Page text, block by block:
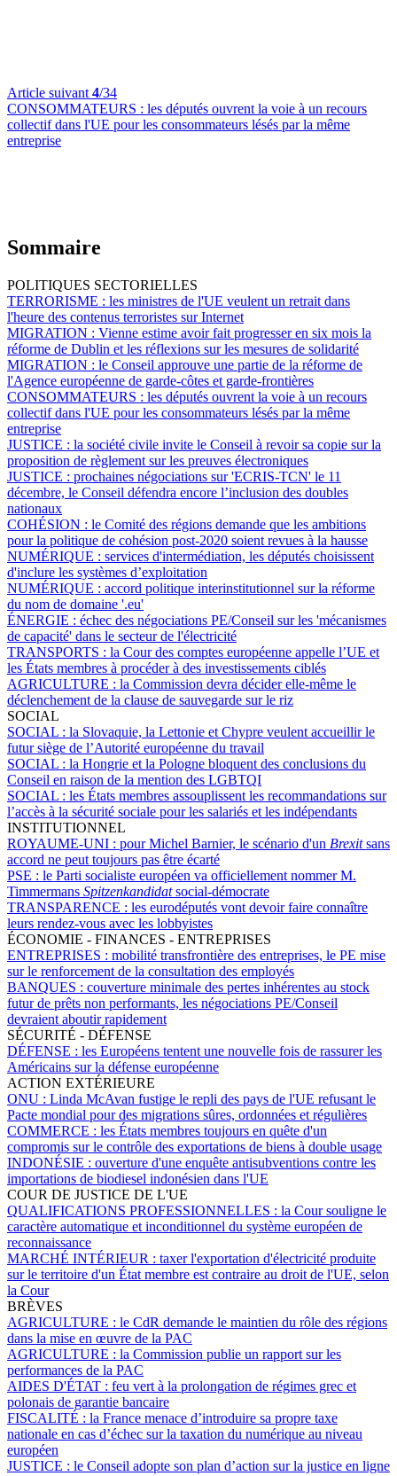
Article suivant 4/34
CONSOMMATEURS : les députés ouvrent la voie à un recours
collectif dans l'UE pour les consommateurs lésés par la même
entreprise
Sommaire
POLITIQUES SECTORIELLES
TERRORISME : les ministres de l'UE veulent un retrait dans
l'heure des contenus terroristes sur Internet
MIGRATION : Vienne estime avoir fait progresser en six mois la
réforme de Dublin et les réflexions sur les mesures de solidarité
MIGRATION : le Conseil approuve une partie de la réforme de
l'Agence européenne de garde-côtes et garde-frontières
CONSOMMATEURS : les députés ouvrent la voie à un recours
collectif dans l'UE pour les consommateurs lésés par la même
entreprise
JUSTICE : la société civile invite le Conseil à revoir sa copie sur la
proposition de règlement sur les preuves électroniques
JUSTICE : prochaines négociations sur 'ECRIS-TCN' le 11
décembre, le Conseil défendra encore l’inclusion des doubles
nationaux
COHÉSION : le Comité des régions demande que les ambitions
pour la politique de cohésion post-2020 soient revues à la hausse
NUMÉRIQUE : services d'intermédiation, les députés choisissent
d'inclure les systèmes d’exploitation
NUMÉRIQUE : accord politique interinstitutionnel sur la réforme
du nom de domaine '.eu'
ÉNERGIE : échec des négociations PE/Conseil sur les 'mécanismes
de capacité' dans le secteur de l'électricité
TRANSPORTS : la Cour des comptes européenne appelle l’UE et
les États membres à procéder à des investissements ciblés
AGRICULTURE : la Commission devra décider elle-même le
déclenchement de la clause de sauvegarde sur le riz
SOCIAL
SOCIAL : la Slovaquie, la Lettonie et Chypre veulent accueillir le
futur siège de l’Autorité européenne du travail
SOCIAL : la Hongrie et la Pologne bloquent des conclusions du
Conseil en raison de la mention des LGBTQI
SOCIAL : les États membres assouplissent les recommandations sur
l’accès à la sécurité sociale pour les salariés et les indépendants
INSTITUTIONNEL
ROYAUME-UNI : pour Michel Barnier, le scénario d'un Brexitsans
accord ne peut toujours pas être écarté
PSE : le Parti socialiste européen va officiellement nommer M.
Timmermans Spitzenkandidatsocial-démocrate
TRANSPARENCE : les eurodéputés vont devoir faire connaître
leurs rendez-vous avec les lobbyistes
ÉCONOMIE - FINANCES - ENTREPRISES
ENTREPRISES : mobilité transfrontière des entreprises, le PE mise
sur le renforcement de la consultation des employés
BANQUES : couverture minimale des pertes inhérentes au stock
futur de prêts non performants, les négociations PE/Conseil
devraient aboutir rapidement
SÉCURITÉ - DÉFENSE
DÉFENSE : les Européens tentent une nouvelle fois de rassurer les
Américains sur la défense européenne
ACTION EXTÉRIEURE
ONU : Linda McAvan fustige le repli des pays de l'UE refusant le
Pacte mondial pour des migrations sûres, ordonnées et régulières
COMMERCE : les États membres toujours en quête d'un
compromis sur le contrôle des exportations de biens à double usage
INDONÉSIE : ouverture d'une enquête antisubventions contre les
importations de biodiesel indonésien dans l'UE
COUR DE JUSTICE DE L'UE
QUALIFICATIONS PROFESSIONNELLES : la Cour souligne le
caractère automatique et inconditionnel du système européen de
reconnaissance
MARCHÉ INTÉRIEUR : taxer l'exportation d'électricité produite
sur le territoire d'un État membre est contraire au droit de l'UE, selon
la Cour
BRÈVES
AGRICULTURE : le CdR demande le maintien du rôle des régions
dans la mise en œuvre de la PAC
AGRICULTURE : la Commission publie un rapport sur les
performances de la PAC
AIDES D'ÉTAT : feu vert à la prolongation de régimes grec et
polonais de garantie bancaire
FISCALITÉ : la France menace d’introduire sa propre taxe
nationale en cas d’échec sur la taxation du numérique au niveau
européen
JUSTICE : le Conseil adopte son plan d’action sur la justice en ligne